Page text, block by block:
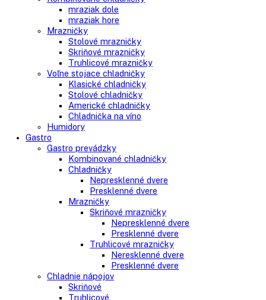
Vstavané chladničky na víno
Vstavané americké chladničky
Voľne stojace spotrebiče
Side-By-Side chladničky
Kombinované chladničky
mraziak dole
mraziak hore
Mrazničky
Stolové mrazničky
Skriňové mrazničky
Truhlicové mrazničky
Voľne stojace chladničky
Klasické chladničky
Stolové chladničky
Americké chladničky
Chladnička na víno
Humidory
Gastro prevádzky
Kombinované chladničky
Chladničky
Nepresklenné dvere
Presklenné dvere
Mrazničky
Skriňové mrazničky